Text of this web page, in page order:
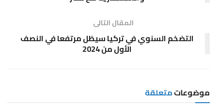
المقال التالى
التضخم السنوي في تركيا سيظل مرتفعا في النصف
الأول من 2024
موضوعاتمتعلقة